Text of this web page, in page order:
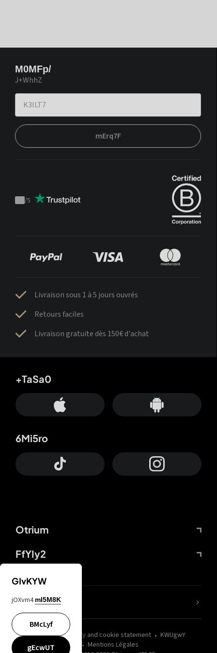
M0MFp/
J+WhhZ
mErq7F
Trustpilot
/5
Livraison sous 1 à 5 jours ouvrés
Retours faciles
Livraison gratuite dès 150€ d'achat
Otrium
FfYIy2
+TaSa0
6Mi5ro
wZQPfd Privacy and cookie statement
KWUgwY
Mentions Légales
nLC6tu
GIvKYW
jOXvm4 mI5M8K
BMcLyf
gEcwUT